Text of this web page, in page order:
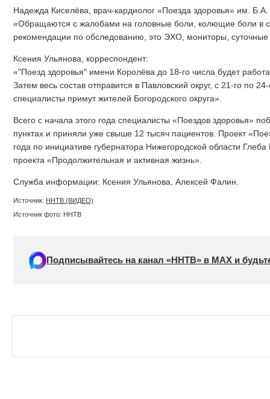
Надежда Киселёва, врач-кардиолог «Поезда здоровья» им.
«Обращаются с жалобами на головные боли, колющие боли в
рекомендации по обследованию, это ЭХО, мониторы,
Ксения Ульянова, корреспондент:
«"Поезд здоровья" имени Королёва до 18-го числа будет
Затем весь состав отправится в Павловский округ, с 21-го по
специалисты примут жителей Богородского округа».
Всего с начала этого года специалисты «Поездов здоровья»
пунктах и приняли уже свыше 12 тысяч пациентов. Проект
года по инициативе губернатора Нижегородской области
проекта «Продолжительная и активная жизнь».
Служба информации: Ксения Ульянова, Алексей Фалин.
Источник: ННТВ (ВИДЕО)
Источник фото: ННТВ
Подписывайтесь на канал «ННТВ» в МАХ и